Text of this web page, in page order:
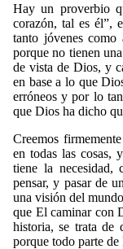
Hay un proverbio
corazón, tal es él”,
tanto jóvenes
porque no tienen
de vista de Dios, y
en base a lo que
erróneos y por lo
que Dios ha dicho
Creemos
en todas las cosas,
tiene la necesidad,
pensar, y pasar de
una visión del
que El caminar con
historia, se trata de
porque todo parte